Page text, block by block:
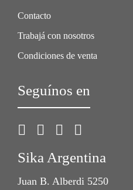
Contacto
Trabajá con nosotros
Condiciones de venta
Seguínos en
Sika Argentina
Juan B. Alberdi 5250